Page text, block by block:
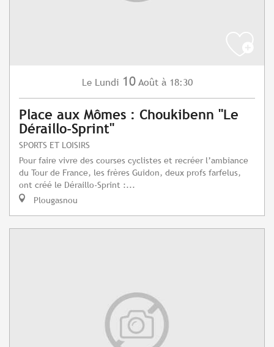
Le Lundi 10 Août à 18:30
Place aux Mômes : Choukibenn "Le
Déraillo-Sprint"
SPORTS ET LOISIRS
Pour faire vivre des courses cyclistes et recréer l’ambiance
du Tour de France, les frères Guidon, deux profs farfelus,
ont créé le Déraillo-Sprint :...
Plougasnou